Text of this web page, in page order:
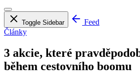
Toggle Sidebar
Feed
Články
3 akcie, které
během cestovního boomu